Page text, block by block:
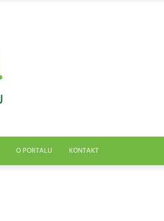
O PORTALU KONTAKT